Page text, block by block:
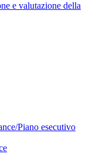
e valutazione della
Piano esecutivo